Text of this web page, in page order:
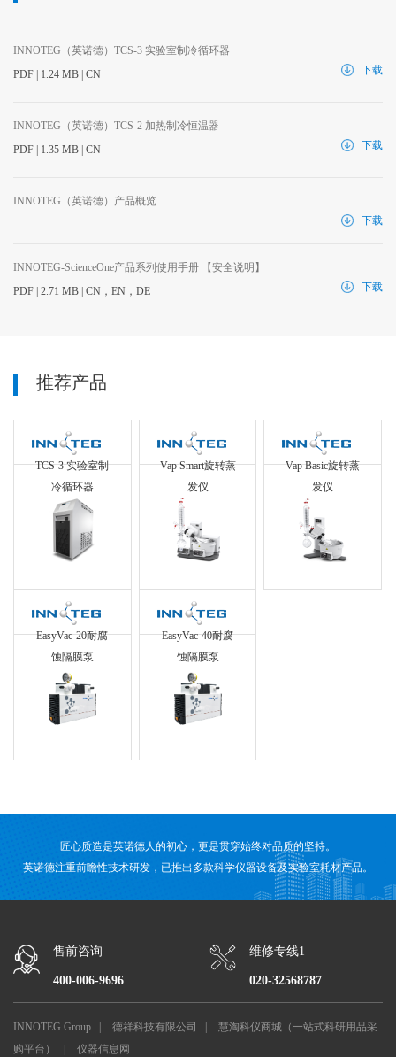
INNOTEG（英诺德）TCS-3 实验室制冷循环器
PDF | 1.24 MB | CN
下载
INNOTEG（英诺德）TCS-2 加热制冷恒温器
PDF | 1.35 MB | CN
下载
INNOTEG（英诺德）产品概览
下载
INNOTEG-ScienceOne产品系列使用手册 【安全说明】
PDF | 2.71 MB | CN，EN，DE
下载
推荐产品
TCS-3 实验室制
冷循环器
Vap Smart旋转蒸
发仪
Vap Basic旋转蒸
发仪
EasyVac-20耐腐
蚀隔膜泵
EasyVac-40耐腐
蚀隔膜泵
匠心质造是英诺德人的初心，更是贯穿始终对品质的坚持。
英诺德注重前瞻性技术研发，已推出多款科学仪器设备及实验室耗材产品。
售前咨询
400-006-9696
维修专线1
020-32568787
INNOTEG Group | 德祥科技有限公司 |
慧淘科仪商城（一站式科研用品采
购平台）
| 仪器信息网